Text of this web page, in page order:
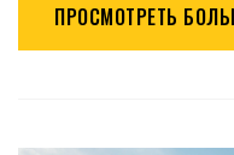
ПРОСМОТРЕТЬ